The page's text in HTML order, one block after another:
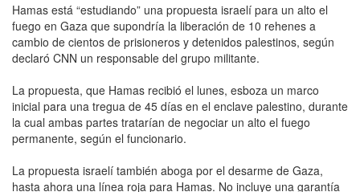
Hamas está “estudiando” una propuesta israelí para un alto el
fuego en Gaza que supondría la liberación de 10 rehenes a
cambio de cientos de prisioneros y detenidos palestinos, según
declaró CNN un responsable del grupo militante.
La propuesta, que Hamas recibió el lunes, esboza un marco
inicial para una tregua de 45 días en el enclave palestino, durante
la cual ambas partes tratarían de negociar un alto el fuego
permanente, según el funcionario.
La propuesta israelí también aboga por el desarme de Gaza,
hasta ahora una línea roja para Hamas. No incluye una garantía